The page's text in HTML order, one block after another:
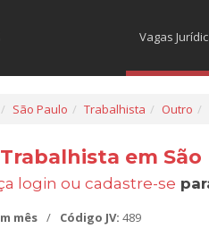
Vagas
São Paulo Trabalhista Outro
em São
login ou cadastre-se
mês / Código JV: 489